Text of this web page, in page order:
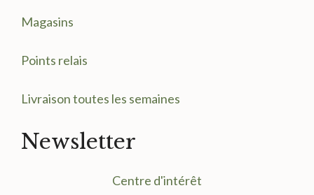
Magasins
Points relais
Livraison toutes les semaines
Newsletter
Centre d'intérêt